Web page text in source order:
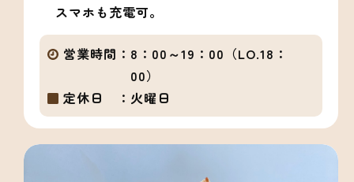
スマホも充電可。
営業時間： 8：00～19：00（LO.18：
00）
定休日 ： 火曜日